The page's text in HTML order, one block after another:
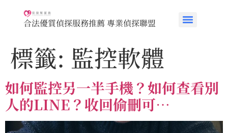
合法優質偵探服務推薦 專業偵探聯盟
標籤: 監控軟體
如何監控另一半手機？如何查看別
人的LINE？收回偷刪可…